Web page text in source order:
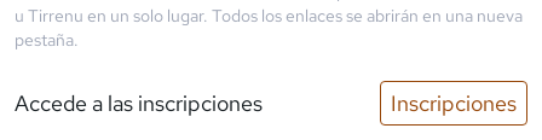
u Tirrenu en un solo lugar. Todos los enlaces se abrirán en una nueva
pestaña.
Accede a las inscripciones Inscripciones